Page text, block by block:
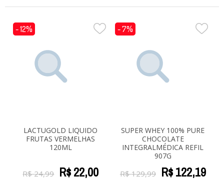
- 12%
LACTUGOLD LIQUIDO
FRUTAS VERMELHAS
120ML
R$24,99 R$22,00
- 7%
SUPER WHEY 100% PURE
CHOCOLATE
INTEGRALMÉDICA REFIL
907G
R$129,99 R$122,19